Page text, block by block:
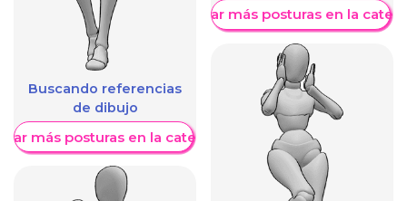
Buscando referencias
de dibujo
más posturas en la categoría
Mostrar más posturas en la